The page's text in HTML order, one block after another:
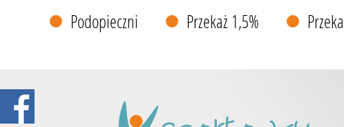
Podopieczni Przekaż 1,5%